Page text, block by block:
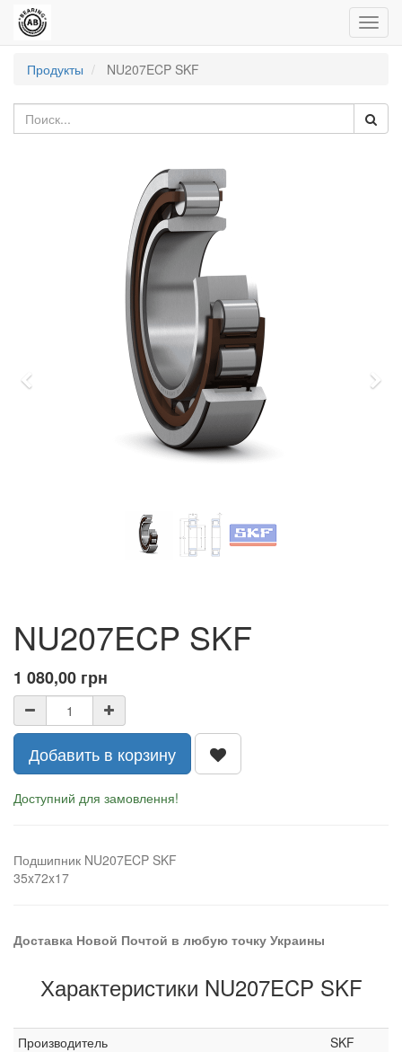
Продукты
NU207ECP SKF
NU207ECP SKF
1 080,00 грн
Добавить в корзину
Доступний для замовлення!
Подшипник NU207ECP SKF
35x72x17
Доставка Новой Почтой в любую точку Украины
Характеристики NU207ECP SKF
Производитель
SKF